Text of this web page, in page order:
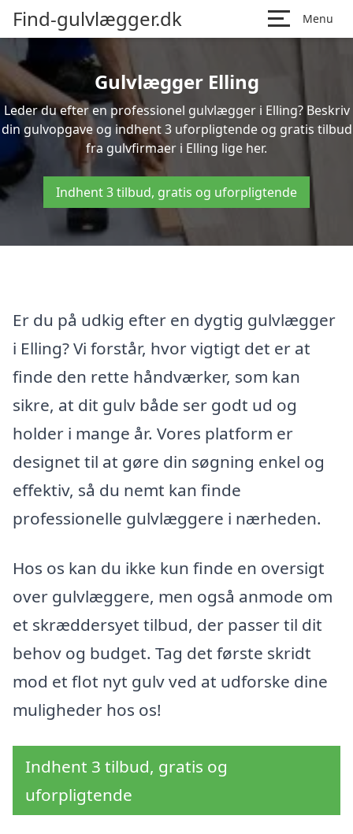
Find-gulvlægger.dk Menu
Gulvlægger Elling
Leder du efter en professionel gulvlægger i Elling? Beskriv
din gulvopgave og indhent 3 uforpligtende og gratis tilbud
fra gulvfirmaer i Elling lige her.
Indhent 3 tilbud, gratis og uforpligtende
Er du på udkig efter en dygtig gulvlægger
i Elling? Vi forstår, hvor vigtigt det er at
finde den rette håndværker, som kan
sikre, at dit gulv både ser godt ud og
holder i mange år. Vores platform er
designet til at gøre din søgning enkel og
effektiv, så du nemt kan finde
professionelle gulvlæggere i nærheden.
Hos os kan du ikke kun finde en oversigt
over gulvlæggere, men også anmode om
et skræddersyet tilbud, der passer til dit
behov og budget. Tag det første skridt
mod et flot nyt gulv ved at udforske dine
muligheder hos os!
Indhent 3 tilbud, gratis og
uforpligtende